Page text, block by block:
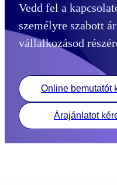
Vedd fel a
személyre szabott
vállalkozásod
Online bemutatót
Árajánlatot